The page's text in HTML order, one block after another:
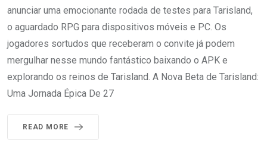
anunciar uma emocionante rodada de testes para Tarisland,
o aguardado RPG para dispositivos móveis e PC. Os
jogadores sortudos que receberam o convite já podem
mergulhar nesse mundo fantástico baixando o APK e
explorando os reinos de Tarisland. A Nova Beta de Tarisland:
Uma Jornada Épica De 27
READ MORE